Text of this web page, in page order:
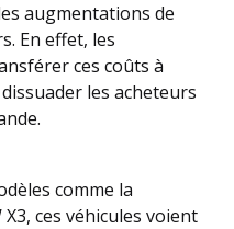
augmentations de
En effet, les
ces coûts à
les acheteurs
comme la
ces véhicules voient